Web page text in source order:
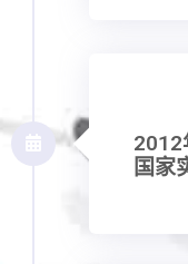
2012
国家